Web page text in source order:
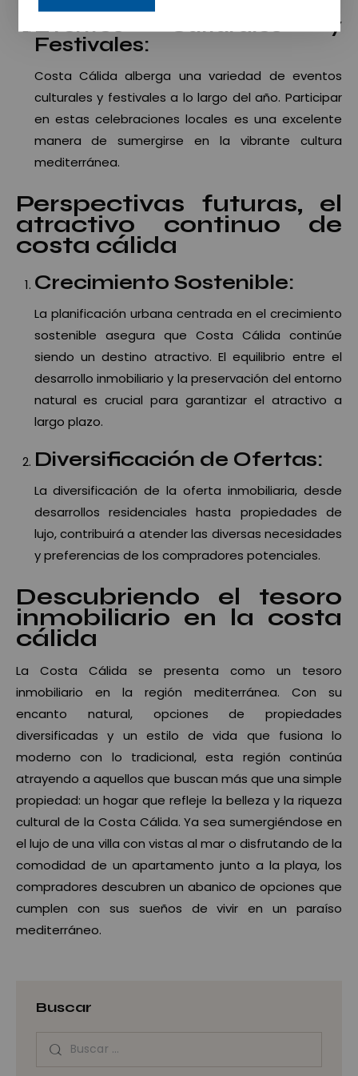
Eventos Culturales y
Festivales:
Costa Cálida alberga una variedad de eventos
culturales y festivales a lo largo del año. Participar
en estas celebraciones locales es una excelente
manera de sumergirse en la vibrante cultura
mediterránea.
Perspectivas futuras, el
atractivo continuo de
costa cálida
Crecimiento Sostenible:
La planificación urbana centrada en el crecimiento
sostenible asegura que Costa Cálida continúe
siendo un destino atractivo. El equilibrio entre el
desarrollo inmobiliario y la preservación del entorno
natural es crucial para garantizar el atractivo a
largo plazo.
Diversificación de Ofertas:
La diversificación de la oferta inmobiliaria, desde
desarrollos residenciales hasta propiedades de
lujo, contribuirá a atender las diversas necesidades
y preferencias de los compradores potenciales.
Descubriendo el tesoro
inmobiliario en la costa
cálida
La Costa Cálida se presenta como un tesoro
inmobiliario en la región mediterránea. Con su
encanto natural, opciones de propiedades
diversificadas y un estilo de vida que fusiona lo
moderno con lo tradicional, esta región continúa
atrayendo a aquellos que buscan más que una simple
propiedad: un hogar que refleje la belleza y la riqueza
cultural de la Costa Cálida. Ya sea sumergiéndose en
el lujo de una villa con vistas al mar o disfrutando de la
comodidad de un apartamento junto a la playa, los
compradores descubren un abanico de opciones que
cumplen con sus sueños de vivir en un paraíso
mediterráneo.
Buscar